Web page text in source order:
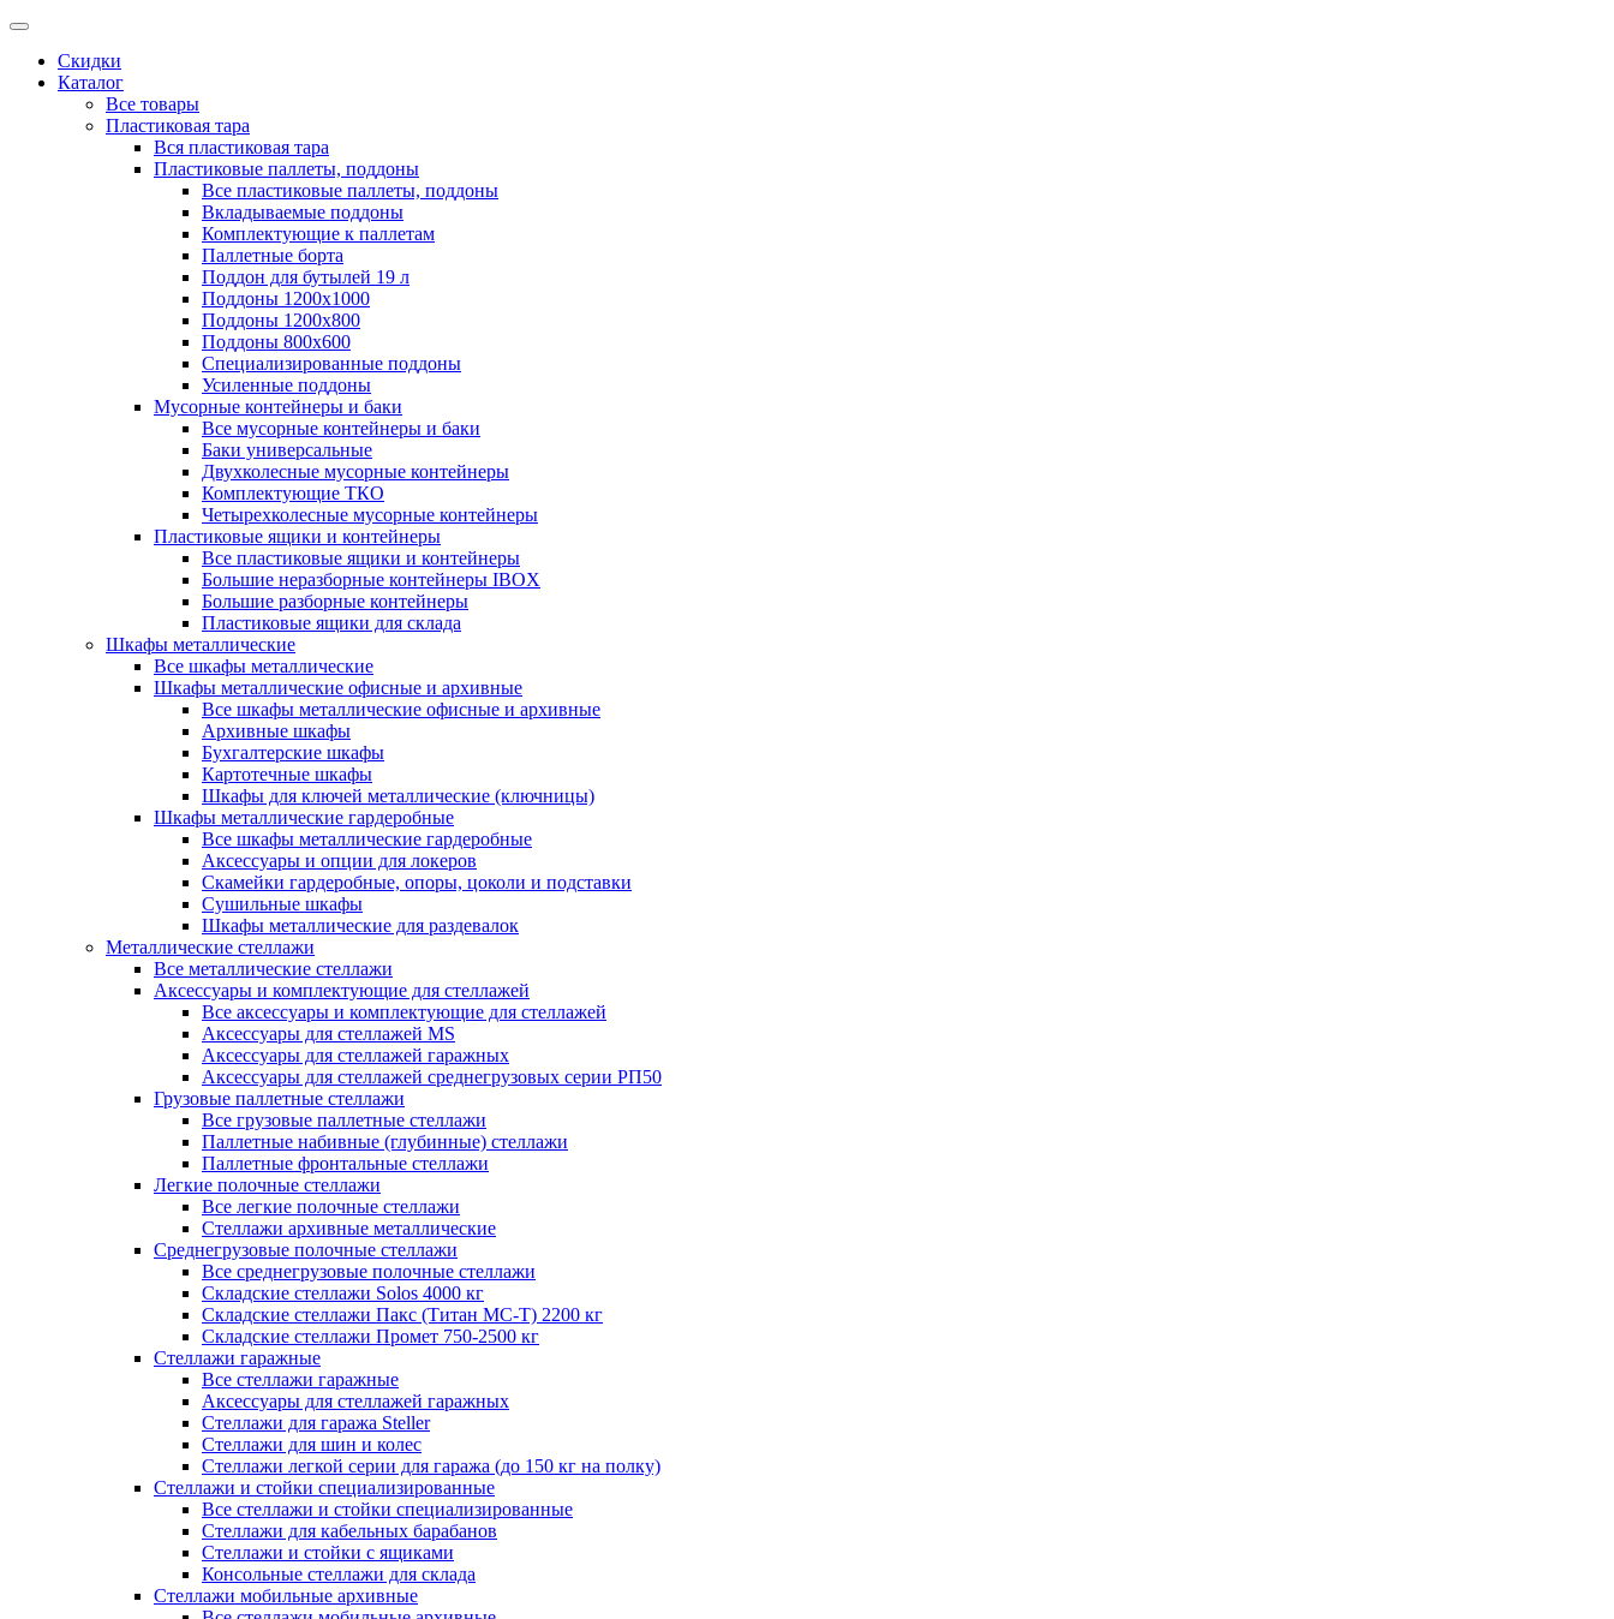
Скидки
Каталог
Все товары
Пластиковая тара
Вся пластиковая тара
Пластиковые паллеты, поддоны
Все пластиковые паллеты, поддоны
Вкладываемые поддоны
Комплектующие к паллетам
Паллетные борта
Поддон для бутылей 19 л
Поддоны 1200х1000
Поддоны 1200х800
Поддоны 800х600
Специализированные поддоны
Усиленные поддоны
Мусорные контейнеры и баки
Все мусорные контейнеры и баки
Баки универсальные
Двухколесные мусорные контейнеры
Комплектующие ТКО
Четырехколесные мусорные контейнеры
Пластиковые ящики и контейнеры
Все пластиковые ящики и контейнеры
Большие неразборные контейнеры IBOX
Большие разборные контейнеры
Пластиковые ящики для склада
Шкафы металлические
Все шкафы металлические
Шкафы металлические офисные и архивные
Все шкафы металлические офисные и архивные
Архивные шкафы
Бухгалтерские шкафы
Картотечные шкафы
Шкафы для ключей металлические (ключницы)
Шкафы металлические гардеробные
Все шкафы металлические гардеробные
Аксессуары и опции для локеров
Скамейки гардеробные, опоры, цоколи и подставки
Сушильные шкафы
Шкафы металлические для раздевалок
Металлические стеллажи
Все металлические стеллажи
Аксессуары и комплектующие для стеллажей
Все аксессуары и комплектующие для стеллажей
Аксессуары для стеллажей MS
Аксессуары для стеллажей гаражных
Аксессуары для стеллажей среднегрузовых серии РП50
Грузовые паллетные стеллажи
Все грузовые паллетные стеллажи
Паллетные набивные (глубинные) стеллажи
Паллетные фронтальные стеллажи
Легкие полочные стеллажи
Все легкие полочные стеллажи
Стеллажи архивные металлические
Среднегрузовые полочные стеллажи
Все среднегрузовые полочные стеллажи
Складские стеллажи Solos 4000 кг
Складские стеллажи Пакс (Титан МС-Т) 2200 кг
Складские стеллажи Промет 750-2500 кг
Стеллажи гаражные
Все стеллажи гаражные
Аксессуары для стеллажей гаражных
Стеллажи для гаража Steller
Стеллажи для шин и колес
Стеллажи легкой серии для гаража (до 150 кг на полку)
Стеллажи и стойки специализированные
Все стеллажи и стойки специализированные
Стеллажи для кабельных барабанов
Стеллажи и стойки с ящиками
Консольные стеллажи для склада
Стеллажи мобильные архивные